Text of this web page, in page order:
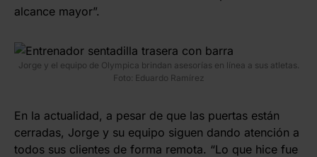
alcance mayor”.
Jorge y el equipo de Olympica brindan asesorías en línea a sus atletas.
Foto: Eduardo Ramírez
En la actualidad, a pesar de que las puertas están
cerradas, Jorge y su equipo siguen dando atención a
todos sus clientes de forma remota. “Lo que hice fue